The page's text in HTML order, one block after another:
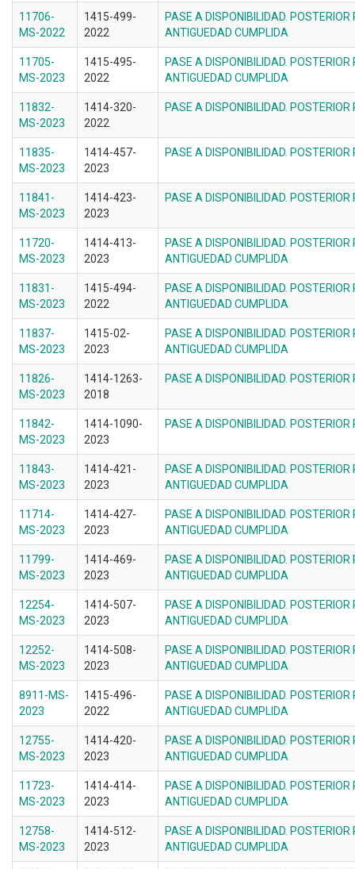
11706-
MS-2022
1415-499-
2022
PASE A DISPONIBILIDAD.
ANTIGUEDAD CUMPLIDA
11705-
MS-2023
1415-495-
2022
PASE A DISPONIBILIDAD.
ANTIGUEDAD CUMPLIDA
11832-
MS-2023
1414-320-
2022
PASE A DISPONIBILIDAD.
11835-
MS-2023
1414-457-
2023
PASE A DISPONIBILIDAD.
11841-
MS-2023
1414-423-
2023
PASE A DISPONIBILIDAD.
11720-
MS-2023
1414-413-
2023
PASE A DISPONIBILIDAD.
ANTIGUEDAD CUMPLIDA
11831-
MS-2023
1415-494-
2022
PASE A DISPONIBILIDAD.
ANTIGUEDAD CUMPLIDA
11837-
MS-2023
1415-02-
2023
PASE A DISPONIBILIDAD.
ANTIGUEDAD CUMPLIDA
11826-
MS-2023
1414-1263-
2018
PASE A DISPONIBILIDAD.
11842-
MS-2023
1414-1090-
2023
PASE A DISPONIBILIDAD.
11843-
MS-2023
1414-421-
2023
PASE A DISPONIBILIDAD.
ANTIGUEDAD CUMPLIDA
11714-
MS-2023
1414-427-
2023
PASE A DISPONIBILIDAD.
ANTIGUEDAD CUMPLIDA
11799-
MS-2023
1414-469-
2023
PASE A DISPONIBILIDAD.
ANTIGUEDAD CUMPLIDA
12254-
MS-2023
1414-507-
2023
PASE A DISPONIBILIDAD.
ANTIGUEDAD CUMPLIDA
12252-
MS-2023
1414-508-
2023
PASE A DISPONIBILIDAD.
ANTIGUEDAD CUMPLIDA
8911-MS-
2023
1415-496-
2022
PASE A DISPONIBILIDAD.
ANTIGUEDAD CUMPLIDA
12755-
MS-2023
1414-420-
2023
PASE A DISPONIBILIDAD.
ANTIGUEDAD CUMPLIDA
11723-
MS-2023
1414-414-
2023
PASE A DISPONIBILIDAD.
ANTIGUEDAD CUMPLIDA
12758-
MS-2023
1414-512-
2023
PASE A DISPONIBILIDAD.
ANTIGUEDAD CUMPLIDA